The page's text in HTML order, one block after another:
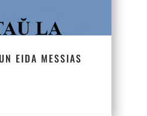
EIDA MESSIAS